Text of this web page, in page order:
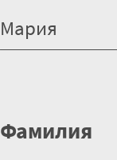
Фамилия